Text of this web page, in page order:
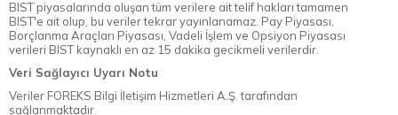
BIST piyasalarında oluşan tüm verilere ait telif hakları tamamen
BIST'e ait olup, bu veriler tekrar yayınlanamaz. Pay Piyasası,
Borçlanma Araçları Piyasası, Vadeli İşlem ve Opsiyon Piyasası
verileri BIST kaynaklı en az 15 dakika gecikmeli verilerdir.
Veri Sağlayıcı Uyarı Notu
Veriler FOREKS Bilgi İletişim Hizmetleri A.Ş. tarafından
sağlanmaktadır.